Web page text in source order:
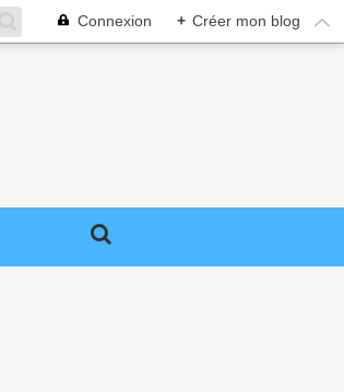
Connexion + Créer mon blog